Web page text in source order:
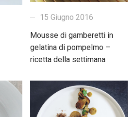
15 Giugno 2016
Mousse di gamberetti in
gelatina di pompelmo –
ricetta della settimana